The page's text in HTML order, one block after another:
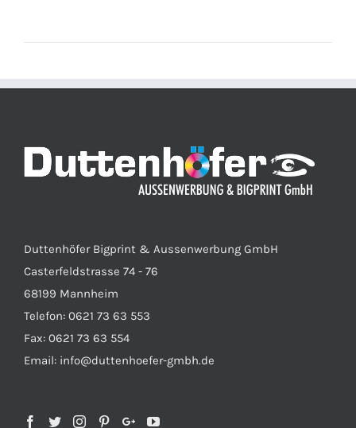
Duttenhöfer Bigprint & Aussenwerbung GmbH
Casterfeldstrasse 74 - 76
68199 Mannheim
Telefon: 0621 73 63 553
Fax: 0621 73 63 554
Email: info@duttenhoefer-gmbh.de